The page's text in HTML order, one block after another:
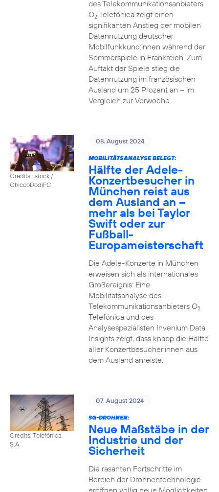
des Telekommunikationsanbieters
O2Telefónica zeigt einen
signifikanten Anstieg der mobilen
Datennutzung deutscher
Mobilfunkkund:innen während der
Sommerspiele in Frankreich. Zum
Auftakt der Spiele stieg die
Datennutzung im französischen
Ausland um 25 Prozent an – im
Vergleich zur Vorwoche.
Credits: istock /
ChiccoDodiFC
08. August 2024
MOBILITÄTSANALYSE BELEGT:
Hälfte der Adele-
Konzertbesucher in
München reist aus
dem Ausland an –
mehr als bei Taylor
Swift oder zur
Fußball-
Europameisterschaft
Die Adele-Konzerte in München
erweisen sich als internationales
Großereignis: Eine
Mobilitätsanalyse des
Telekommunikationsanbieters O2
Telefónica und des
Analysespezialisten Invenium Data
Insights zeigt, dass knapp die Hälfte
aller Konzertbesucher:innen aus
dem Ausland anreiste.
Credits: Telefónica
S.A.
07. August 2024
5G-DROHNEN:
Neue Maßstäbe in der
Industrie und der
Sicherheit
Die rasanten Fortschritte im
Bereich der Drohnentechnologie
eröffnen völlig neue Möglichkeiten